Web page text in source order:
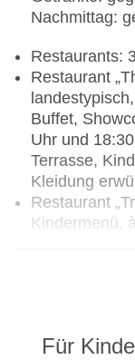
Nachmittag:
Restaurants:
Restaurant
Buffet,
Uhr und
Terrasse,
Kleidung
Restaurant
Kindermenü,
12:00 Uhr -
Gebühr, Do.
Für